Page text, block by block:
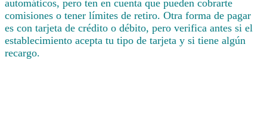
automáticos, pero ten en cuenta que pueden cobrarte
comisiones o tener límites de retiro. Otra forma de pagar
es con tarjeta de crédito o débito, pero verifica antes si el
establecimiento acepta tu tipo de tarjeta y si tiene algún
recargo.